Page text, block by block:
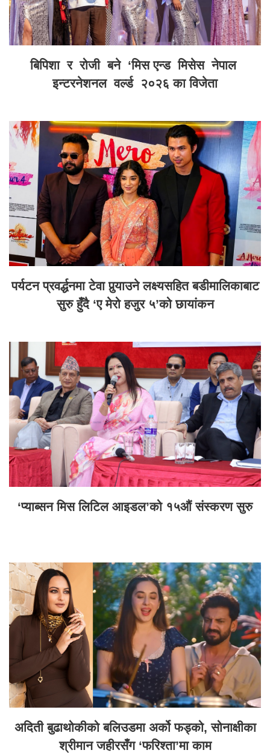
बिपिशा र रोजी बने ‘मिस एन्ड मिसेस नेपाल
इन्टरनेशनल वर्ल्ड २०२६ का विजेता
पर्यटन प्रवर्द्धनमा टेवा पुर्‍याउने लक्ष्यसहित बडीमालिकाबाट
सुरु हुँदै ‘ए मेरो हजुर ५’को छायांकन
‘प्याब्सन मिस लिटिल आइडल’को १५औं संस्करण सुरु
अदिती बुढाथोकीको बलिउडमा अर्को फड्को, सोनाक्षीका
श्रीमान जहीरसँग ‘फरिश्ता’मा काम